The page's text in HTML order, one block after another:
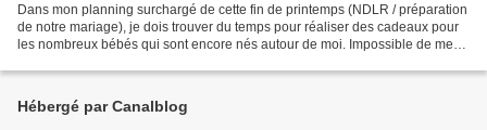
Dans mon planning surchargé de cette fin de printemps (NDLR / préparation
de notre mariage), je dois trouver du temps pour réaliser des cadeaux pour
les nombreux bébés qui sont encore nés autour de moi. Impossible de me
Hébergé par Canalblog